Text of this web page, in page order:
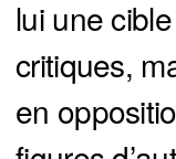
lui une
critiques,
en